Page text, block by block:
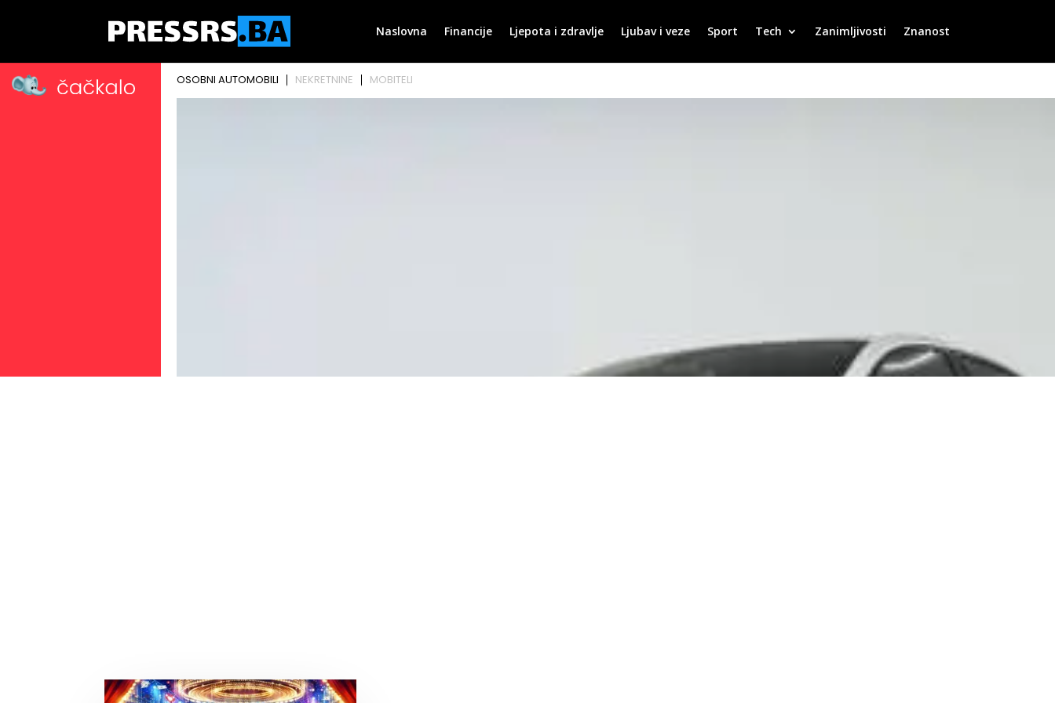
Naslovna Financije Ljepota i zdravlje Ljubav i veze Sport Tech Zanimljivosti Znanost